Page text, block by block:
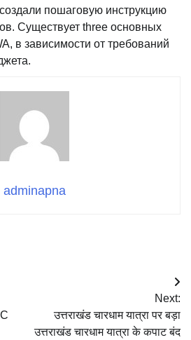
пошаговую инструкцию
Существует three основных
в зависимости от требований
adminapna
Next:
उत्तराखंड चारधाम यात्रा पर बड़ा
उत्तराखंड चारधाम यात्रा के कपाट बंद